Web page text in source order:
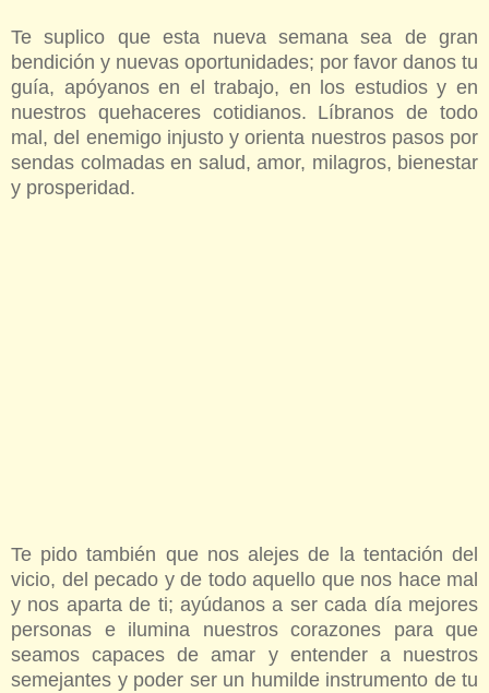
Te suplico que esta nueva semana sea de gran
bendición y nuevas oportunidades; por favor danos tu
guía, apóyanos en el trabajo, en los estudios y en
nuestros quehaceres cotidianos. Líbranos de todo
mal, del enemigo injusto y orienta nuestros pasos por
sendas colmadas en salud, amor, milagros, bienestar
y prosperidad.
Te pido también que nos alejes de la tentación del
vicio, del pecado y de todo aquello que nos hace mal
y nos aparta de ti; ayúdanos a ser cada día mejores
personas e ilumina nuestros corazones para que
seamos capaces de amar y entender a nuestros
semejantes y poder ser un humilde instrumento de tu